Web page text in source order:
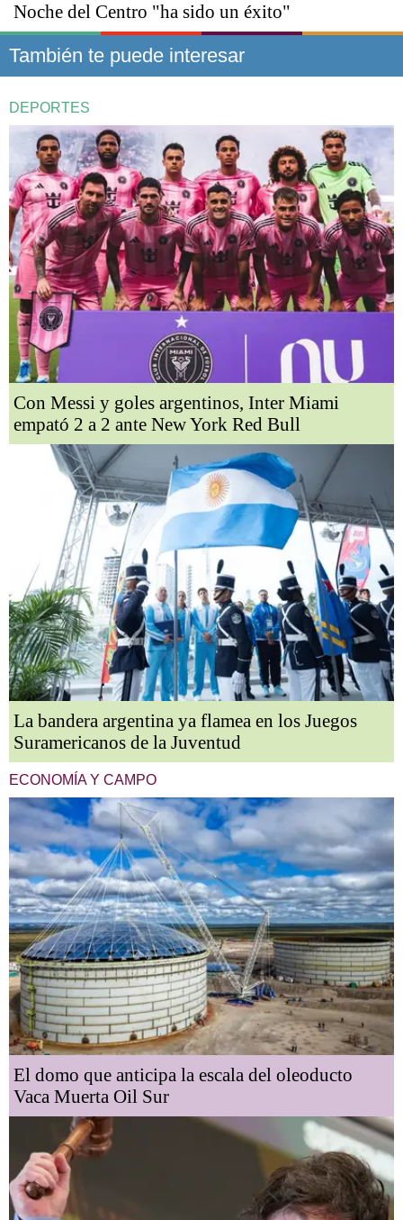
Noche del Centro "ha sido un éxito"
También te puede interesar
DEPORTES
Con Messi y goles argentinos, Inter Miami
empató 2 a 2 ante New York Red Bull
La bandera argentina ya flamea en los Juegos
Suramericanos de la Juventud
ECONOMÍA Y CAMPO
El domo que anticipa la escala del oleoducto
Vaca Muerta Oil Sur